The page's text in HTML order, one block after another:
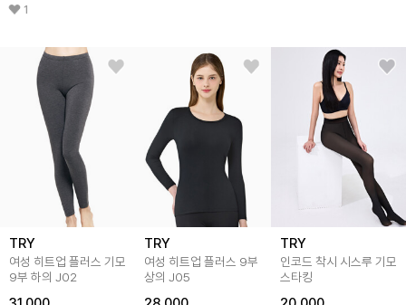
1
TRY
여성 히트업 플러스 기모
9부 하의 J02
TRY
여성 히트업 플러스 9부
상의 J05
TRY
인코드 착시 시스루 기모
스타킹